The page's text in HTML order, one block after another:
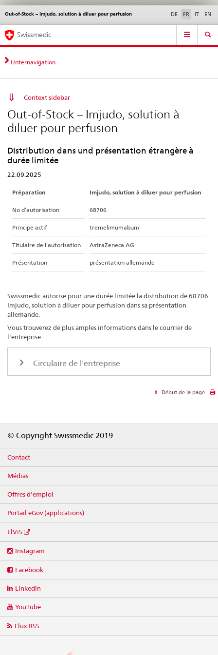
Navigation
directe:
actualités,
bases
contact
Actualités & Mises à
normes
Contact | Support &
aide
Out-of-Stock – Imjudo, solution à diluer pour perfusion DE FR IT EN
Service
Navigation
Swissmedic
Unternavigation
Context sidebar
Out-of-Stock – Imjudo, solution à
diluer pour perfusion
Distribution dans und présentation étrangère à
durée limitée
22.09.2025
Préparation Imjudo, solution à diluer pour perfusion
No d’autorisation 68706
Principe actif tremelimumabum
Titulaire de l’autorisation AstraZeneca AG
Présentation présentation allemande
Swissmedic autorise pour une durée limitée la distribution de 68706
Imjudo, solution à diluer pour perfusion dans sa présentation
allemande.
Vous trouverez de plus amples informations dans le courrier de
l'entreprise.
Circulaire de l'entreprise
Début de la page
© Copyright Swissmedic 2019
Contact
Médias
Offres d'emploi
Portail eGov (applications)
ElViS
media
Instagram
Facebook
Linkedin
YouTube
Flux RSS